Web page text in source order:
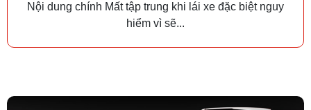
Nội dung chính Mất tập trung khi lái xe đặc biệt nguy
hiểm vì sẽ...